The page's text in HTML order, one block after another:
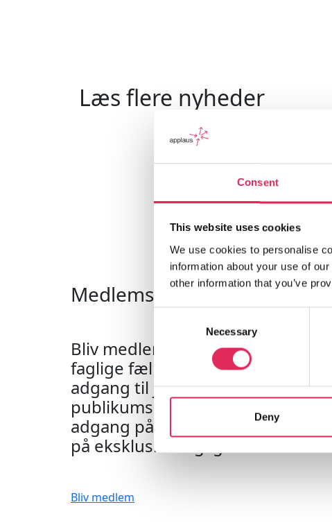
Consent
This website uses cookies
We use cookies to personalise
information about your use of
other information that you’ve
Necessary
Deny
Læs flere nyheder
Medlemskab
Bliv medlem af Applaus og kom
faglige fællesskab. Din institution
adgang til jeres eget
publikumsdashboard, og I får
adgang på kurser. Derudover
på eksklusive faglige netværk.
Bliv medlem